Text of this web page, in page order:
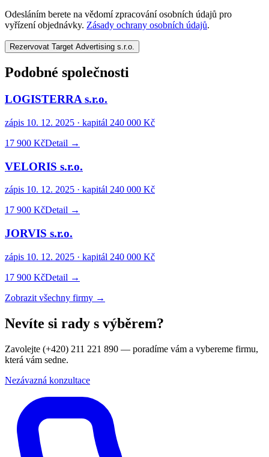
Odesláním berete na vědomí zpracování osobních údajů pro
vyřízení objednávky. Zásady ochrany osobních údajů.
Rezervovat Target Advertising s.r.o.
Podobné společnosti
LOGISTERRA s.r.o.
zápis 10. 12. 2025 · kapitál 240 000 Kč
17 900 KčDetail →
VELORIS s.r.o.
zápis 10. 12. 2025 · kapitál 240 000 Kč
17 900 KčDetail →
JORVIS s.r.o.
zápis 10. 12. 2025 · kapitál 240 000 Kč
17 900 KčDetail →
Zobrazit všechny firmy →
Nevíte si rady s výběrem?
Zavolejte (+420) 211 221 890 — poradíme vám a vybereme firmu,
která vám sedne.
Nezávazná konzultace